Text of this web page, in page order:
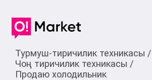
Турмуш-тиричилик техникасы /
Чоң тиричилик техникасы /
Продаю холодильник